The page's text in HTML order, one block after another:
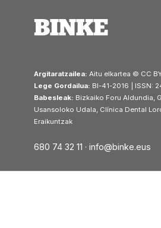
Argitaratzailea: Aitu elkartea © CC
Lege Gordailua: BI-41-2016 | ISSN:
Babesleak: Bizkaiko Foru Aldundia,
Usansoloko Udala, Clínica Dental
Eraikuntzak
680 74 32 11 · info@binke.eus